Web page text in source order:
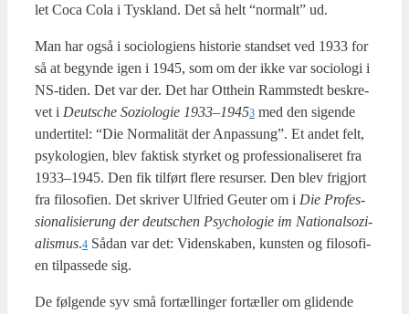
let Coca Cola i Tys­kland. Det så helt “nor­malt” ud.
Man har også i socio­lo­gi­ens histo­rie stand­s­et ved 1933 for
så at begyn­de igen i 1945, som om der ikke var socio­lo­gi i
NS-tiden. Det var der. Det har Ott­he­in Ram­m­stedt beskre­
vet i Deut­sche Sozi­o­lo­gie 1933–19453 med den sigen­de
under­ti­tel: “Die Nor­ma­lität der Anpas­sung”. Et andet felt,
psy­ko­lo­gi­en, blev fak­tisk styr­ket og pro­fes­sio­na­li­se­ret fra
1933–1945. Den fik til­ført fle­re resur­ser. Den blev fri­gjort
fra filo­so­fi­en. Det skri­ver Ulfri­ed Geu­ter om i Die Pro­fes­
sio­na­li­si­er­ung der deut­schen Psy­cho­lo­gie im Natio­nalsozi­
a­lis­mus.4 Sådan var det: Viden­ska­ben, kun­sten og filo­so­fi­
en til­pas­se­de sig.
De føl­gen­de syv små for­tæl­lin­ger for­tæl­ler om gli­den­de